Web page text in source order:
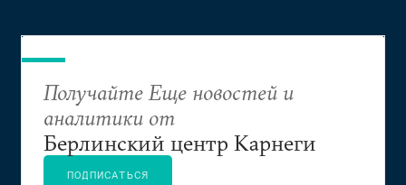
Получайте Еще новостей и
аналитики от
Берлинский центр Карнеги
ПОДПИСАТЬСЯ